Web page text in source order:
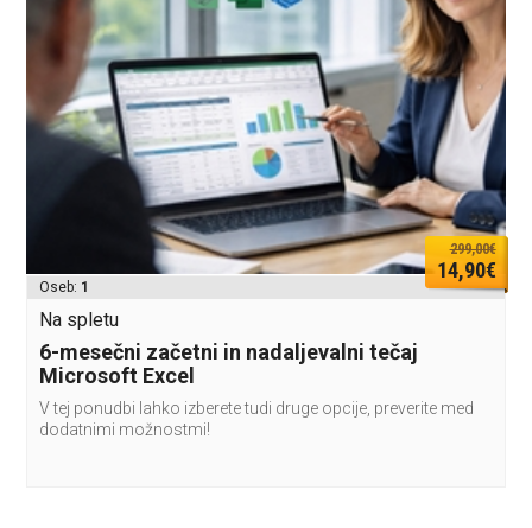
299,00€
14,90€
Oseb: 1
Na spletu
6-mesečni začetni in nadaljevalni tečaj
Microsoft Excel
V tej ponudbi lahko izberete tudi druge opcije, preverite med
dodatnimi možnostmi!